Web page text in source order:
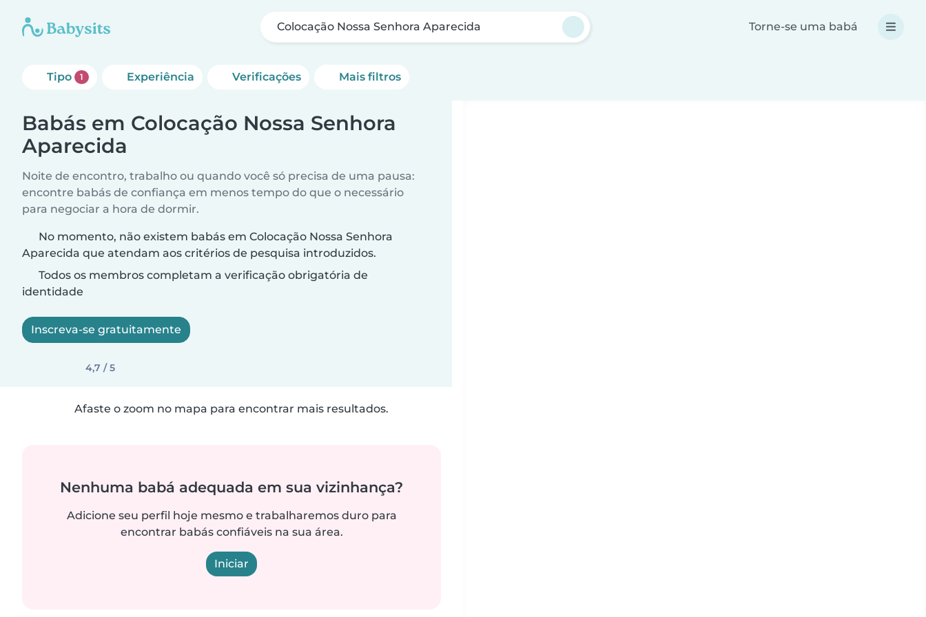
Colocação Nossa Senhora Aparecida Torne-se uma babá
Tipo 1 Experiência Verificações Mais filtros
Babás em Colocação Nossa Senhora
Aparecida
Noite de encontro, trabalho ou quando você só precisa de uma pausa:
encontre babás de confiança em menos tempo do que o necessário
para negociar a hora de dormir.
No momento, não existem babás em Colocação Nossa Senhora
Aparecida que atendam aos critérios de pesquisa introduzidos.
Todos os membros completam a verificação obrigatória de
identidade
Inscreva-se gratuitamente
4,7 / 5
Afaste o zoom no mapa para encontrar mais resultados.
Nenhuma babá adequada em sua vizinhança?
Adicione seu perfil hoje mesmo e trabalharemos duro para
encontrar babás confiáveis na sua área.
Iniciar